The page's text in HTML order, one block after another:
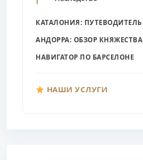
КАТАЛОНИЯ: ПУТЕВОДИТЕЛЬ
АНДОРРА: ОБЗОР КНЯЖЕСТВА
НАВИГАТОР ПО БАРСЕЛОНЕ
НАШИ УСЛУГИ